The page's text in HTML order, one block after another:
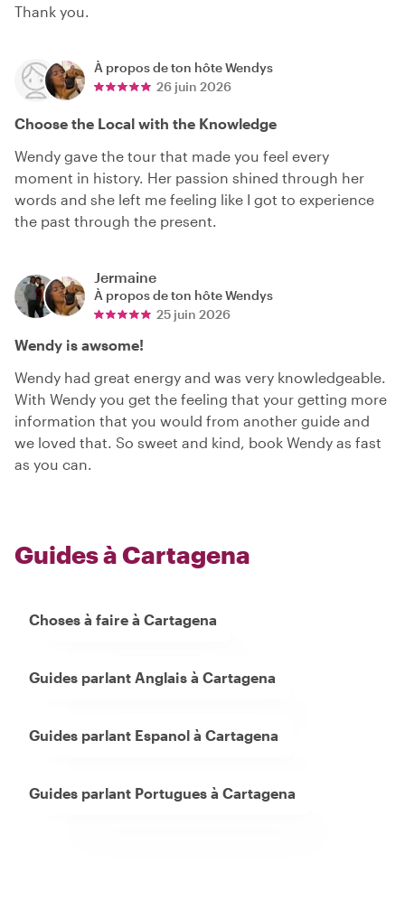
Thank you.
À propos de ton hôteWendys
26 juin 2026
Choose the Local with the Knowledge
Wendy gave the tour that made you feel every
moment in history. Her passion shined through her
words and she left me feeling like I got to experience
the past through the present.
Jermaine
À propos de ton hôteWendys
25 juin 2026
Wendy is awsome!
Wendy had great energy and was very knowledgeable.
With Wendy you get the feeling that your getting more
information that you would from another guide and
we loved that. So sweet and kind, book Wendy as fast
as you can.
Guides à Cartagena
Choses à faire à Cartagena
Guides parlant Anglais à Cartagena
Guides parlant Espanol à Cartagena
Guides parlant Portugues à Cartagena